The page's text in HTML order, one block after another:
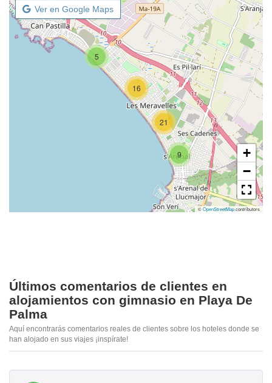
Ver en Google Maps
5
16
21
9
+
−
©OpenStreetMapcontributors
Últimos comentarios de clientes en
alojamientos con gimnasio en Playa De
Palma
Aquí encontrarás comentarios reales de clientes sobre los hoteles donde se
han alojado en sus viajes ¡inspírate!